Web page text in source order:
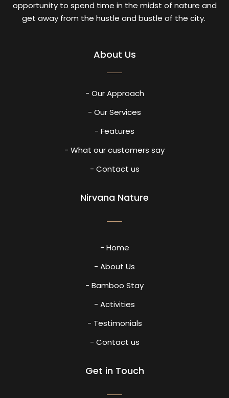
opportunity to spend time in the midst of nature and
get away from the hustle and bustle of the city.
About Us
- Our Approach
- Our Services
- Features
- What our customers say
- Contact us
Nirvana Nature
- Home
- About Us
- Bamboo Stay
- Activities
- Testimonials
- Contact us
Get in Touch